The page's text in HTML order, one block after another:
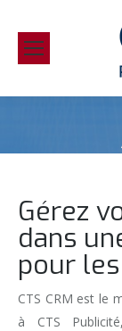
Gérez
dans
pour
CTS CRM est le
à CTS